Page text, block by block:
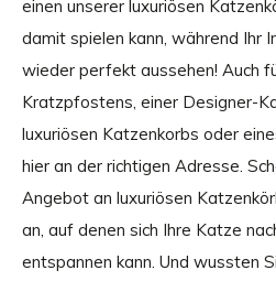
einen unserer luxuriösen
damit spielen kann, während Ihr
wieder perfekt aussehen! Auch
Kratzpfostens, einer Designer-
luxuriösen Katzenkorbs oder
hier an der richtigen Adresse.
Angebot an luxuriösen
an, auf denen sich Ihre Katze
entspannen kann. Und wussten